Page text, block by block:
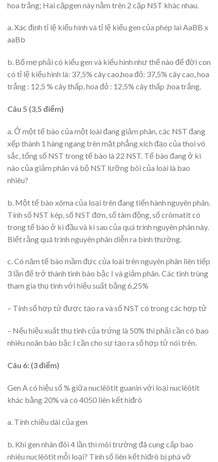
hoa trắng; Hai cặpgen này nằm trên 2 cặp NST khác nhau.
a. Xác định tỉ lệ kiểu hình và tỉ lệ kiểu gen của phép lai AaBB x
aaBb
b. Bố mẹ phải có kiểu gen và kiểu hình như thế nào để đời con
có tỉ lệ kiểu hình là: 37,5% cây cao,hoa đỏ: 37,5% cây cao, hoa
trắng : 12,5 % cây thấp, hoa đỏ : 12,5% cây thấp ,hoa trắng.
Câu 5 (3,5 điểm)
a. Ở một tế bào của một loài đang giảm phân, các NST đang
xếp thành 1 hàng ngang trên mặt phẳng xích đạo của thoi vô
sắc, tổng số NST trong tế bào là 22 NST. Tế bào đang ở kì
nào của giảm phân và bộ NST lưỡng bôi của loài là bao
nhiêu?
b. Một tế bào xôma của loại trên đang tiến hành nguyên phân.
Tính số NST kép, số NST đơn, số tâm động, số crômatit có
trong tế bào ở kì đầu và kì sau của quá trình nguyên phân này.
Biết rằng quá trình nguyên phân diễn ra bình thường.
c. Có năm tế bào mầm đực của loài trên nguyên phân liên tiếp
3 lần để trở thành tinh bào bậc I và giảm phân. Các tinh trùng
tham gia thụ tinh với hiệu suất bằng 6,25%
– Tính số hợp tử được tạo ra và số NST có trong các hợp tử
– Nếu hiệu xuất thụ tinh của trứng là 50% thì phải cần có bao
nhiêu noãn bào bậc I cần cho sự tạo ra số hợp tử nói trên.
Câu 6: (3 điểm)
Gen A có hiệu số % giữa nuclêôtit guanin với loại nuclêôtit
khác bằng 20% và có 4050 liên kết hiđrô
a. Tính chiều dài của gen
b. Khi gen nhân đôi 4 lần thì môi trường đã cung cấp bao
nhiêu nuclêôtit mỗi loại? Tính số liên kết hiđrô bị phá vỡ